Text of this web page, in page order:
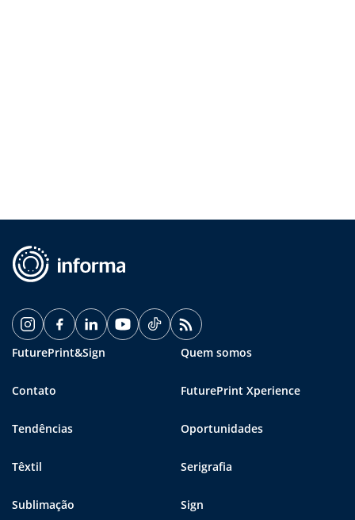
FuturePrint&Sign Quem somos
Contato FuturePrint Xperience
Tendências Oportunidades
Têxtil Serigrafia
Sublimação Sign